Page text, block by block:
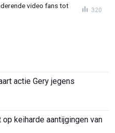
video fans tot
320
actie Gery jegens
keiharde aantijgingen van